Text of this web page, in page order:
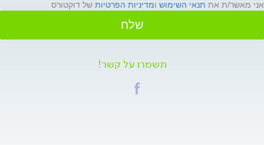
אני מאשר/ת את תנאי השימוש ומדיניות הפרטיות של דוקטורס
שלח
תשמרו על קשר!